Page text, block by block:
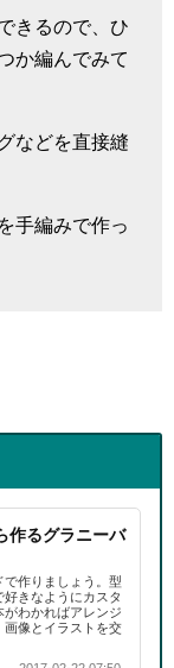
きるので、ひ
か編んでみて
などを直接縫
手編みで作っ
作るグラニーバ
作りましょう。型
きなようにカスタ
わかればアレンジ
画像とイラストを交